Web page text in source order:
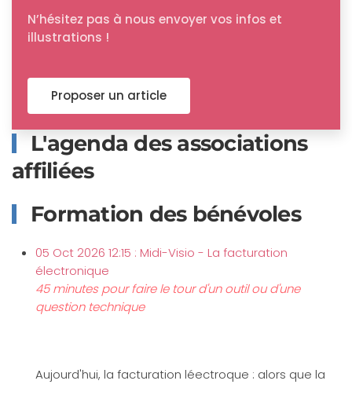
N’hésitez pas à nous envoyer vos infos et
illustrations !
Proposer un article
L'agenda des associations
affiliées
Formation des bénévoles
05 Oct 2026 12:15 : Midi-Visio - La facturation
électronique
45 minutes pour faire le tour d'un outil ou d'une
question technique
Aujourd'hui, la facturation léectroque : alors que la